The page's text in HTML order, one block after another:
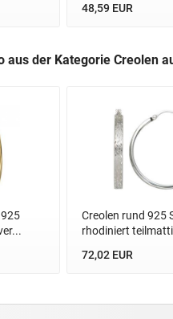
48,59 EUR
aus der Kategorie Creolen
Creolen rund 925
rhodiniert
72,02 EUR